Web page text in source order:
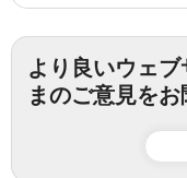
より良いウェ
まのご意見を